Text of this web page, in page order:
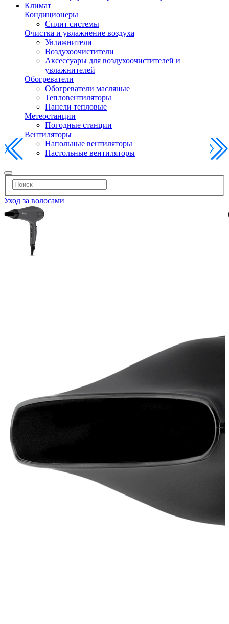
Климат
Кондиционеры
Сплит системы
Очистка и увлажнение воздуха
Увлажнители
Воздухоочистители
Аксессуары для воздухоочистителей и
увлажнителей
Обогреватели
Обогреватели масляные
Тепловентиляторы
Панели тепловые
Метеостанции
Погодные станции
Вентиляторы
Напольные вентиляторы
Настольные вентиляторы
Уход за волосами